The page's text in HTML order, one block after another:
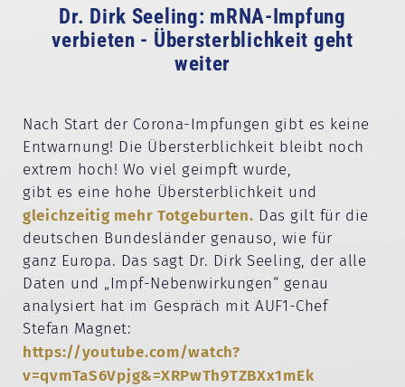
Dr. Dirk Seeling: mRNA-Impfung
verbieten - Übersterblichkeit geht
weiter
Nach Start der Corona-Impfungen gibt es keine
Entwarnung! Die Übersterblichkeit bleibt noch
extrem hoch! Wo viel geimpft wurde,
gibt es eine hohe Übersterblichkeit und
gleichzeitig mehr Totgeburten. Das gilt für die
deutschen Bundesländer genauso, wie für
ganz Europa. Das sagt Dr. Dirk Seeling, der alle
Daten und „Impf-Nebenwirkungen“ genau
analysiert hat im Gespräch mit AUF1-Chef
Stefan Magnet:
https://youtube.com/watch?
v=qvmTaS6Vpjg&=XRPwTh9TZBXx1mEk